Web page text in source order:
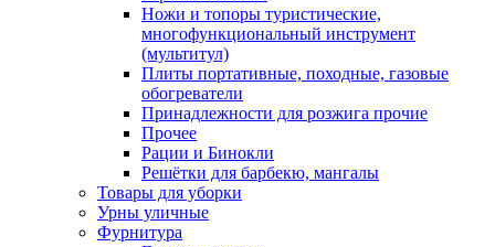
Ножи и топоры туристические,
многофункциональный инструмент
(мультитул)
Плиты портативные, походные, газовые
обогреватели
Принадлежности для розжига прочие
Прочее
Рации и Бинокли
Решётки для барбекю, мангалы
Товары для уборки
Урны уличные
Фурнитура